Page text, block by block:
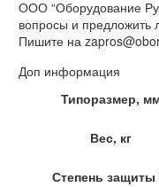
ООО “Оборудование
вопросы и предложить
Пишите на
Доп информация
Типоразмер,
Вес, кг
Степень защиты